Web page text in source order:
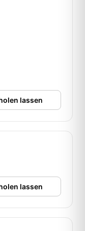
lassen
lassen